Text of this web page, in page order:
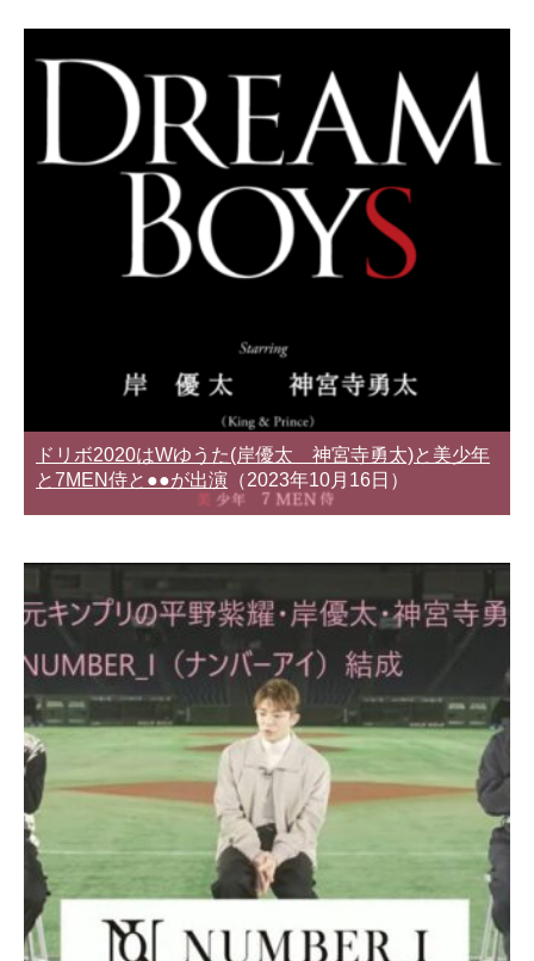
ドリボ2020はWゆうた(岸優太 神宮寺勇太)と美少年
と7MEN侍と●●が出演 （2023年10月16日）